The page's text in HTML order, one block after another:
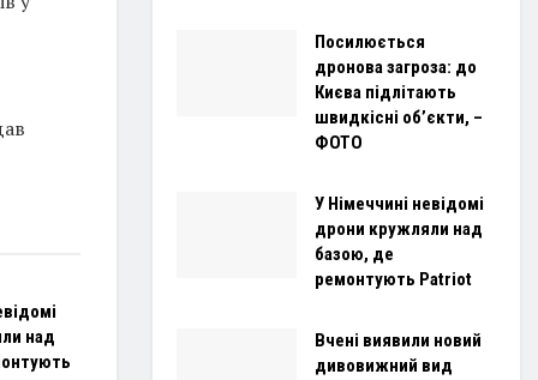
над
Посилюється
дронова загроза: до
Києва підлітають
швидкісні об’єкти, –
ФОТО
У Німеччині невідомі
дрони кружляли над
базою, де
ремонтують Patriot
Вчені виявили новий
дивовижний вид